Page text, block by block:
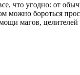
что угодно: от
можно бороться
магов, целителей